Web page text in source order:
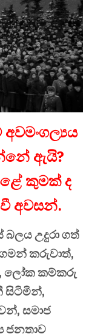
ඇයි?
කුමක් ද
අවසන්.
උදුරා ගත්
ගමන් කරුවාත්,
ලෝක කම්කරු
සිටිමින්,
සමාජ
ජනතාව